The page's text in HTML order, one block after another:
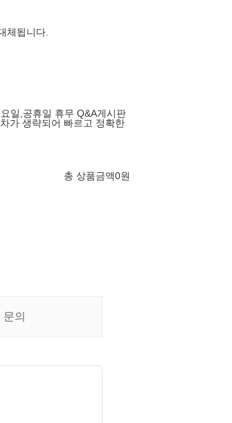
체됩니다.
일,공휴일 휴무 Q&A게시판
가 생략되어 빠르고 정확한
총 상품금액0원
문의